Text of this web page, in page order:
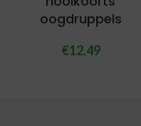
oogdruppels
€12,49